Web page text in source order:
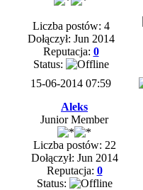
Liczba postów: 4
Dołączył: Jun 2014
Reputacja: 0
Status:
15-06-2014 07:59
Aleks
Junior Member
Liczba postów: 22
Dołączył: Jun 2014
Reputacja: 0
Status: